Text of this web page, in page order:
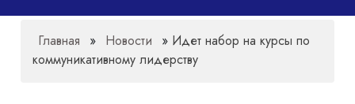
Главная » Новости » Идет набор на курсы по
коммуникативному лидерству